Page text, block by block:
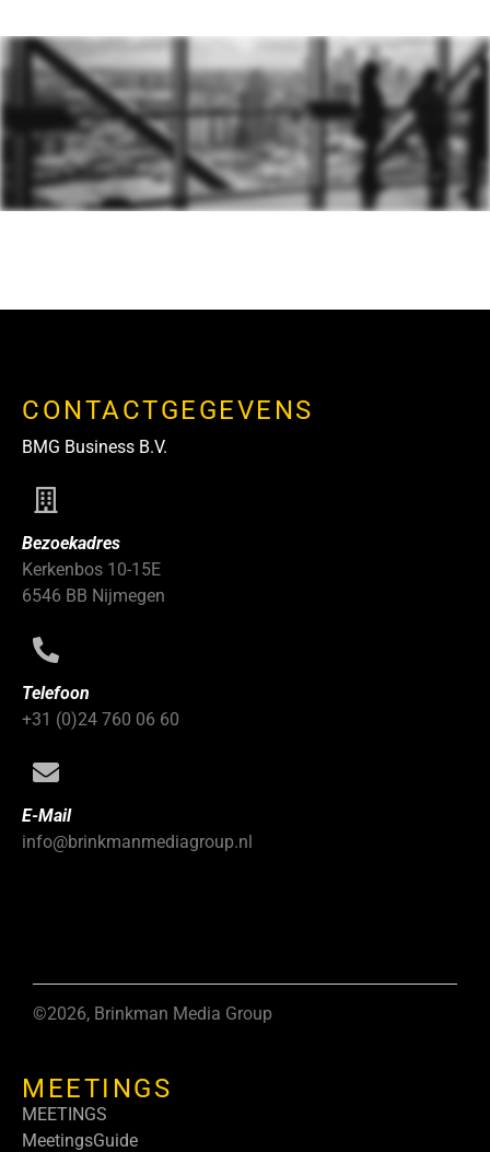
CONTACTGEGEVENS
BMG Business B.V.
Bezoekadres
Kerkenbos 10-15E
6546 BB Nijmegen
Telefoon
+31 (0)24 760 06 60
E-Mail
info@brinkmanmediagroup.nl
©2026, Brinkman Media Group
MEETINGS
MEETINGS
MeetingsGuide